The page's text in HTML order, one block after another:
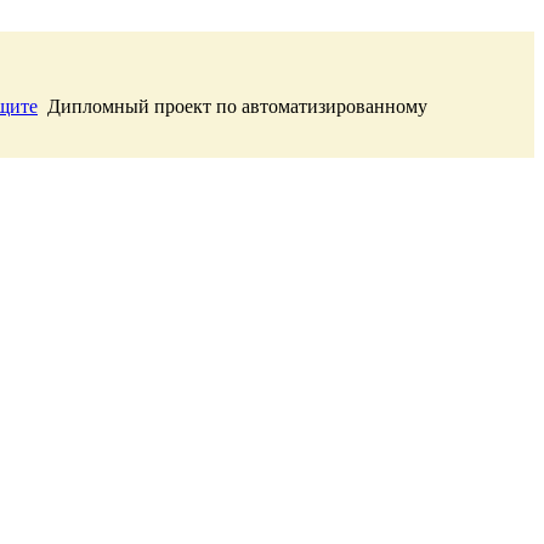
Дипломный проект по автоматизированному